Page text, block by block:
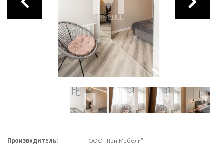
Производитель: ООО "При Мебели"